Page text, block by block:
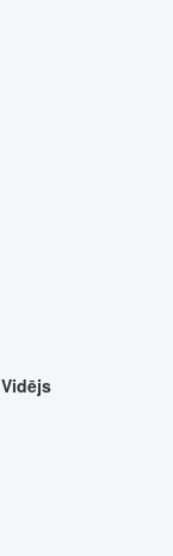
Vidējs